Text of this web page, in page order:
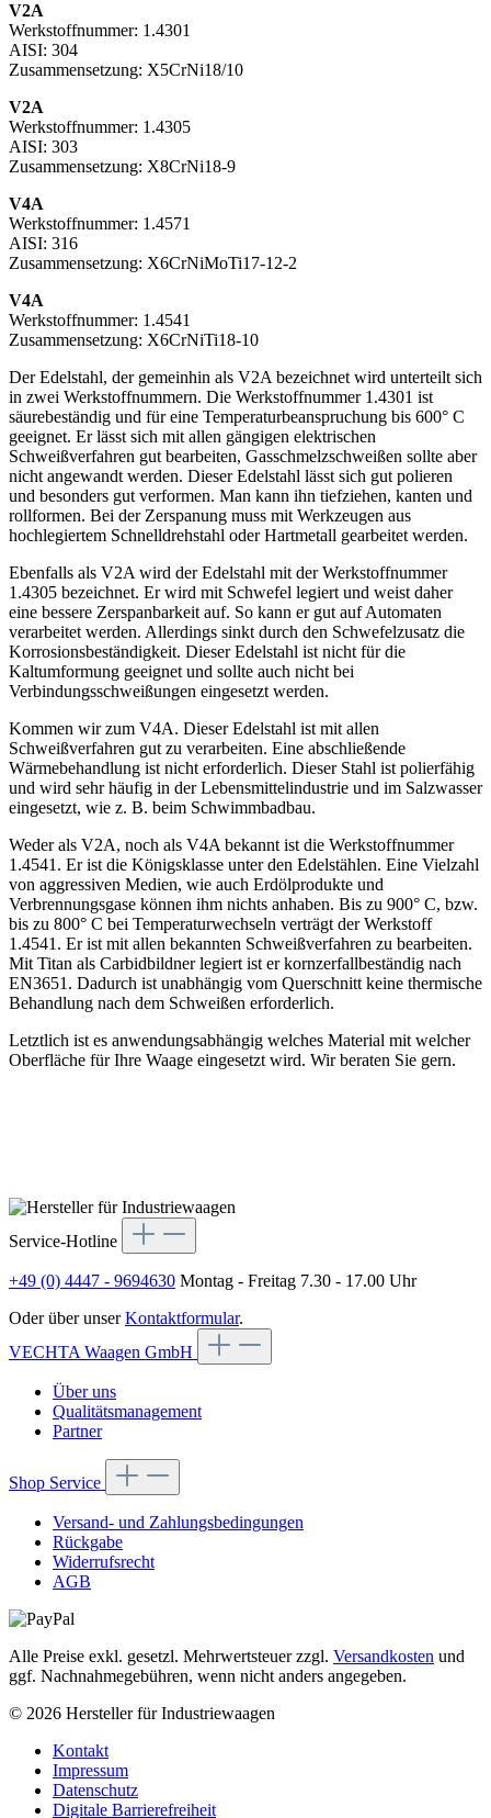
V2A
Werkstoffnummer: 1.4301
AISI: 304
Zusammensetzung: X5CrNi18/10
V2A
Werkstoffnummer: 1.4305
AISI: 303
Zusammensetzung: X8CrNi18-9
V4A
Werkstoffnummer: 1.4571
AISI: 316
Zusammensetzung: X6CrNiMoTi17-12-2
V4A
Werkstoffnummer: 1.4541
Zusammensetzung: X6CrNiTi18-10
Der Edelstahl, der gemeinhin als V2A bezeichnet wird unterteilt sich
in zwei Werkstoffnummern. Die Werkstoffnummer 1.4301 ist
säurebeständig und für eine Temperaturbeanspruchung bis 600° C
geeignet. Er lässt sich mit allen gängigen elektrischen
Schweißverfahren gut bearbeiten, Gasschmelzschweißen sollte aber
nicht angewandt werden. Dieser Edelstahl lässt sich gut polieren
und besonders gut verformen. Man kann ihn tiefziehen, kanten und
rollformen. Bei der Zerspanung muss mit Werkzeugen aus
hochlegiertem Schnelldrehstahl oder Hartmetall gearbeitet werden.
Ebenfalls als V2A wird der Edelstahl mit der Werkstoffnummer
1.4305 bezeichnet. Er wird mit Schwefel legiert und weist daher
eine bessere Zerspanbarkeit auf. So kann er gut auf Automaten
verarbeitet werden. Allerdings sinkt durch den Schwefelzusatz die
Korrosionsbeständigkeit. Dieser Edelstahl ist nicht für die
Kaltumformung geeignet und sollte auch nicht bei
Verbindungsschweißungen eingesetzt werden.
Kommen wir zum V4A. Dieser Edelstahl ist mit allen
Schweißverfahren gut zu verarbeiten. Eine abschließende
Wärmebehandlung ist nicht erforderlich. Dieser Stahl ist polierfähig
und wird sehr häufig in der Lebensmittelindustrie und im Salzwasser
eingesetzt, wie z. B. beim Schwimmbadbau.
Weder als V2A, noch als V4A bekannt ist die Werkstoffnummer
1.4541. Er ist die Königsklasse unter den Edelstählen. Eine Vielzahl
von aggressiven Medien, wie auch Erdölprodukte und
Verbrennungsgase können ihm nichts anhaben. Bis zu 900° C, bzw.
bis zu 800° C bei Temperaturwechseln verträgt der Werkstoff
1.4541. Er ist mit allen bekannten Schweißverfahren zu bearbeiten.
Mit Titan als Carbidbildner legiert ist er kornzerfallbeständig nach
EN3651. Dadurch ist unabhängig vom Querschnitt keine thermische
Behandlung nach dem Schweißen erforderlich.
Letztlich ist es anwendungsabhängig welches Material mit welcher
Oberfläche für Ihre Waage eingesetzt wird. Wir beraten Sie gern.
Service-Hotline
+49 (0) 4447 - 9694630 Montag - Freitag 7.30 - 17.00 Uhr
Oder über unserKontaktformular.
VECHTA Waagen GmbH
Über uns
Qualitätsmanagement
Partner
Shop Service
Versand- und Zahlungsbedingungen
Rückgabe
Widerrufsrecht
AGB
Alle Preise exkl. gesetzl. Mehrwertsteuer zzgl. Versandkosten und
ggf. Nachnahmegebühren, wenn nicht anders angegeben.
© 2026 Hersteller für Industriewaagen
Kontakt
Impressum
Datenschutz
Digitale Barrierefreiheit